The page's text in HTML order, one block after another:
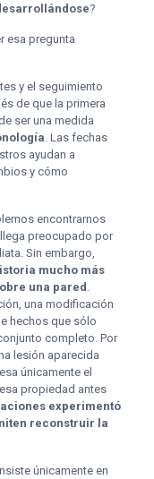
?
esa pregunta
y el seguimiento
de que la primera
ser una medida
. Las fechas
ayudan a
y cómo
encontrarnos
preocupado por
Sin embargo,
mucho más
una pared .
una modificación
hechos que sólo
completo. Por
lesión aparecida
únicamente el
propiedad antes
experimentó
reconstruir la
únicamente en